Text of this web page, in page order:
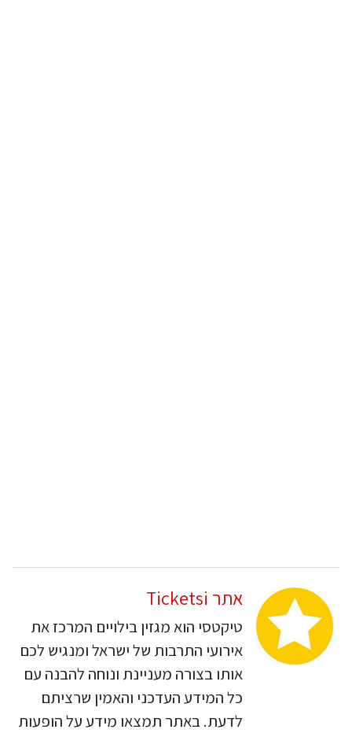
אתר Ticketsi
טיקטסי הוא מגזין בילויים המרכז את
אירועי התרבות של ישראל ומנגיש לכם
אותו בצורה מעניינת ונוחה להבנה עם
כל המידע העדכני והאמין שרציתם
לדעת. באתר תמצאו מידע על הופעות